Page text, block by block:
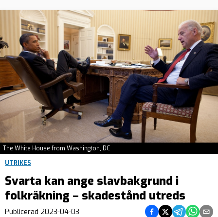
The White House from Washington, DC
UTRIKES
Svarta kan ange slavbakgrund i
folkräkning – skadestånd utreds
Publicerad 2023-04-03 Dela på Facebook
Dela på Twitter
Dela påDela på
Dela